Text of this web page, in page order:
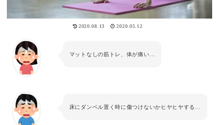
2020.08.13 2020.05.12
マットなしの筋トレ、体が痛い…
床にダンベル置く時に傷つけないかヒヤヒヤする…